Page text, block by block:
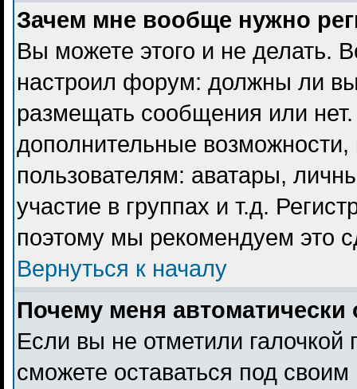
Зачем мне вообще нужно
Вы можете этого и не делать.
настроил форум: должны ли вы
размещать сообщения или
дополнительные
пользователям: аватары,
участие в группах и т.д.
поэтому мы рекомендуем это
Вернуться к началу
Почему меня автоматически
Если вы не отметили галочкой
сможете оставаться под